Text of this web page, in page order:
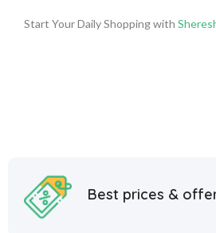
Start Your Daily Shopping with
Best prices &